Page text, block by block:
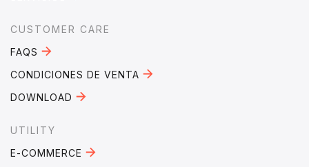
CUSTOMER CARE
FAQS
CONDICIONES DE VENTA
DOWNLOAD
UTILITY
E-COMMERCE